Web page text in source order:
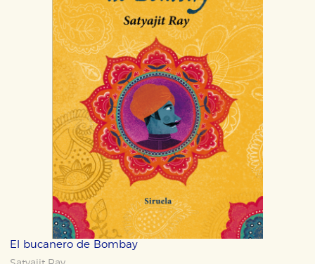
El bucanero de Bombay